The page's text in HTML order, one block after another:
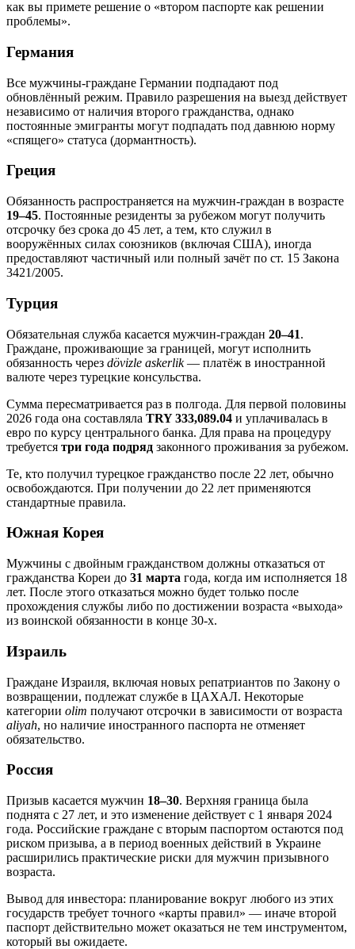
как вы примете решение о «втором паспорте как решении
проблемы».
Германия
Все мужчины-граждане Германии подпадают под
обновлённый режим. Правило разрешения на выезд действует
независимо от наличия второго гражданства, однако
постоянные эмигранты могут подпадать под давнюю норму
«спящего» статуса (дормантность).
Греция
Обязанность распространяется на мужчин-граждан в возрасте
19–45. Постоянные резиденты за рубежом могут получить
отсрочку без срока до 45 лет, а тем, кто служил в
вооружённых силах союзников (включая США), иногда
предоставляют частичный или полный зачёт по ст. 15 Закона
3421/2005.
Турция
Обязательная служба касается мужчин-граждан 20–41.
Граждане, проживающие за границей, могут исполнить
обязанность через dövizle askerlik— платёж в иностранной
валюте через турецкие консульства.
Сумма пересматривается раз в полгода. Для первой половины
2026 года она составляла TRY 333,089.04 и уплачивалась в
евро по курсу центрального банка. Для права на процедуру
требуется три года подряд законного проживания за рубежом.
Те, кто получил турецкое гражданство после 22 лет, обычно
освобождаются. При получении до 22 лет применяются
стандартные правила.
Южная Корея
Мужчины с двойным гражданством должны отказаться от
гражданства Кореи до 31 марта года, когда им исполняется 18
лет. После этого отказаться можно будет только после
прохождения службы либо по достижении возраста «выхода»
из воинской обязанности в конце 30-х.
Израиль
Граждане Израиля, включая новых репатриантов по Закону о
возвращении, подлежат службе в ЦАХАЛ. Некоторые
категории olim получают отсрочки в зависимости от возраста
aliyah, но наличие иностранного паспорта не отменяет
обязательство.
Россия
Призыв касается мужчин 18–30. Верхняя граница была
поднята с 27 лет, и это изменение действует с 1 января 2024
года. Российские граждане с вторым паспортом остаются под
риском призыва, а в период военных действий в Украине
расширились практические риски для мужчин призывного
возраста.
Вывод для инвестора: планирование вокруг любого из этих
государств требует точного «карты правил» — иначе второй
паспорт действительно может оказаться не тем инструментом,
который вы ожидаете.